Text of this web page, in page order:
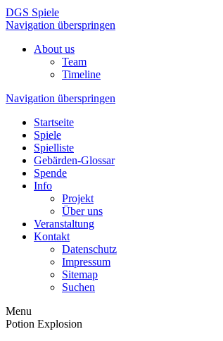
DGS Spiele
Navigation überspringen
About us
Team
Timeline
Navigation überspringen
Startseite
Spiele
Spielliste
Gebärden-Glossar
Spende
Info
Projekt
Über uns
Veranstaltung
Kontakt
Datenschutz
Impressum
Sitemap
Suchen
Menu
Potion Explosion